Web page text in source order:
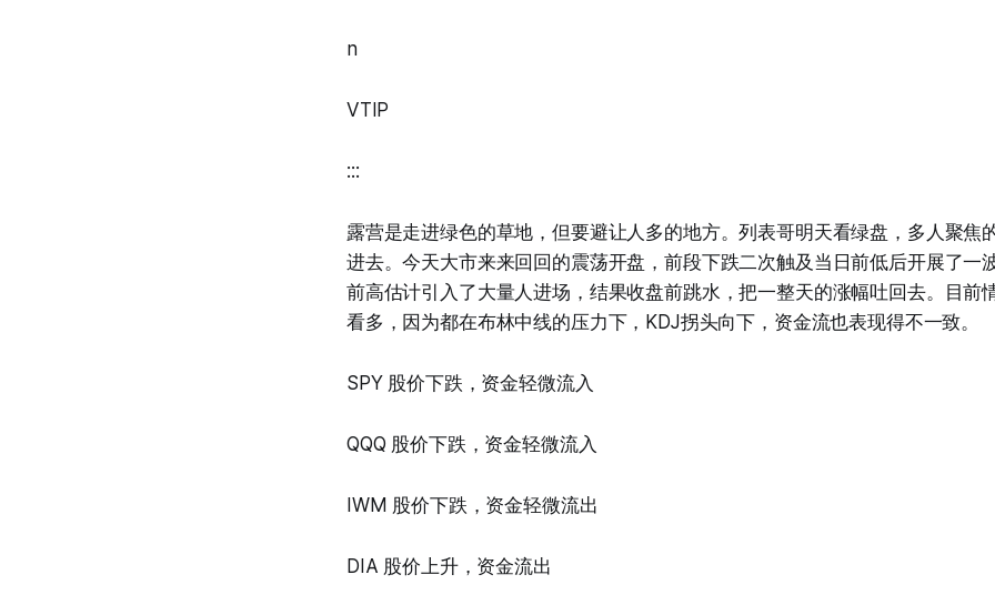
n
VTIP
:::
露营是走进绿色的草地，但要避让人多的地方。列表哥明天看绿盘，多人聚焦
进去。今天大市来来回回的震荡开盘，前段下跌二次触及当日前低后开展了一
前高估计引入了大量人进场，结果收盘前跳水，把一整天的涨幅吐回去。目前
看多，因为都在布林中线的压力下，KDJ拐头向下，资金流也表现得不一致。
SPY 股价下跌，资金轻微流入
QQQ 股价下跌，资金轻微流入
IWM 股价下跌，资金轻微流出
DIA 股价上升，资金流出